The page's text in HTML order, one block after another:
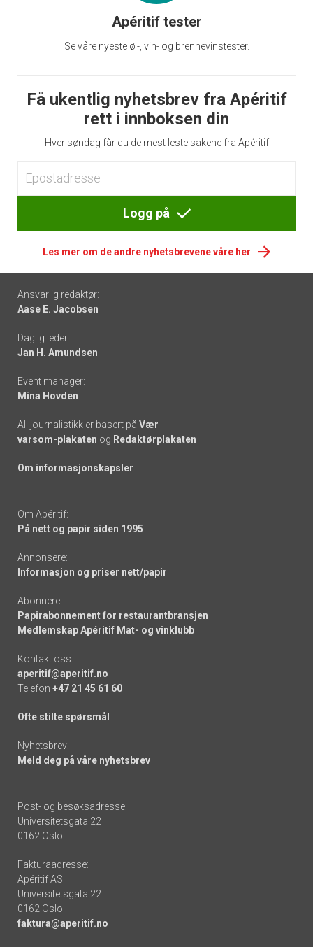
Apéritif tester
Se våre nyeste øl-, vin- og brennevinstester.
Få ukentlig nyhetsbrev fra Apéritif
rett i innboksen din
Hver søndag får du de mest leste sakene fra Apéritif
Logg på
Les mer om de andre nyhetsbrevene våre her
Footer
-
links
Ansvarlig redaktør:
Aase E. Jacobsen
Daglig leder:
Jan H. Amundsen
Event manager:
Mina Hovden
All journalistikk er basert på Vær
varsom-plakaten og Redaktørplakaten
Om informasjonskapsler
Om Apéritif:
På nett og papir siden 1995
Annonsere:
Informasjon og priser nett/papir
Abonnere:
Papirabonnement for restaurantbransjen
Medlemskap Apéritif Mat- og vinklubb
Kontakt oss:
aperitif@aperitif.no
Telefon +47 21 45 61 60
Ofte stilte spørsmål
Nyhetsbrev:
Meld deg på våre nyhetsbrev
Post- og besøksadresse:
Universitetsgata 22
0162 Oslo
Fakturaadresse:
Apéritif AS
Universitetsgata 22
0162 Oslo
faktura@aperitif.no